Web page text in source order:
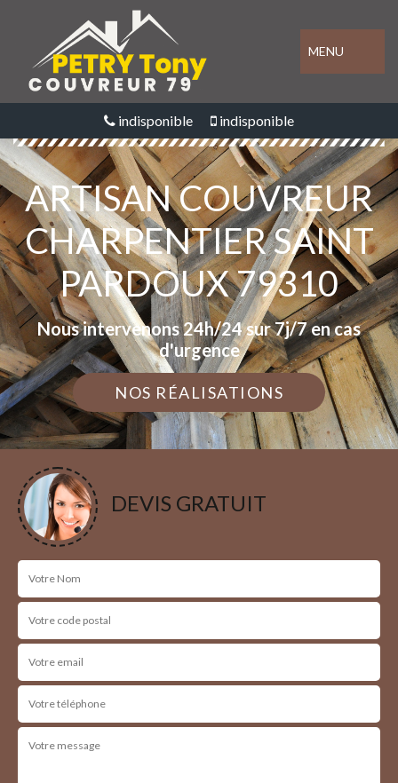
MENU
indisponible indisponible
ARTISAN COUVREUR
CHARPENTIER SAINT
PARDOUX 79310
Nous intervenons 24h/24 sur 7j/7 en cas
d'urgence
NOS RÉALISATIONS
DEVIS GRATUIT